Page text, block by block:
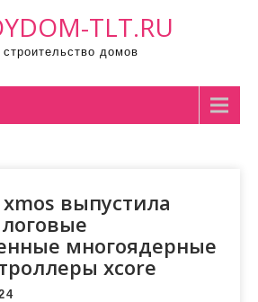
TLT.RU
строительство домов
выпустила
многоядерные
xcore